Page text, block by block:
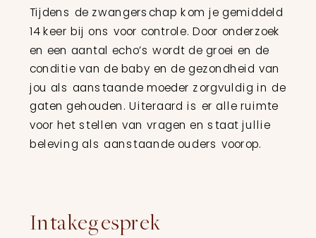
Tijdens de zwangerschap kom je gemiddeld
14 keer bij ons voor controle. Door onderzoek
en een aantal echo’s wordt de groei en de
conditie van de baby en de gezondheid van
jou als aanstaande moeder zorgvuldig in de
gaten gehouden. Uiteraard is er alle ruimte
voor het stellen van vragen en staat jullie
beleving als aanstaande ouders voorop.
Intakegesprek